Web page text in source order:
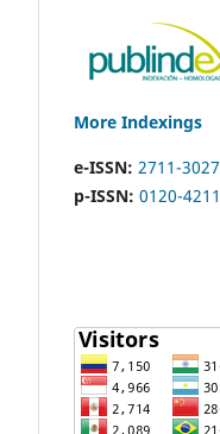
More Indexings
e-ISSN: 2711-3027
p-ISSN: 0120-4211